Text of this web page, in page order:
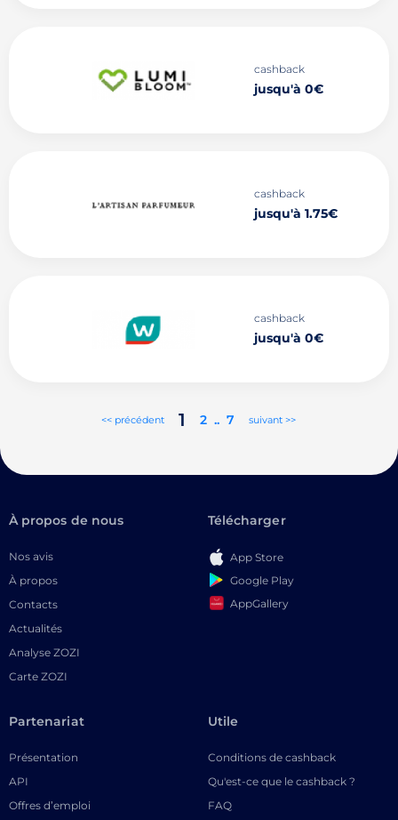
cashback
jusqu'à 0€
cashback
jusqu'à 1.75€
cashback
jusqu'à 0€
<< précédent 1 2 .. 7 suivant >>
À propos de nous
Nos avis
À propos
Contacts
Actualités
Analyse ZOZI
Carte ZOZI
Télécharger
App Store
Google Play
AppGallery
Partenariat
Présentation
API
Offres d’emploi
Utile
Conditions de cashback
Qu'est-ce que le cashback ?
FAQ